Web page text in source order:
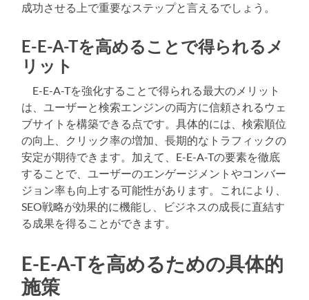
成功させる上で重要なステップと言えるでしょう。
E-E-A-Tを高めることで得られるメ
リット
E-E-A-Tを強化することで得られる最大のメリット
は、ユーザーと検索エンジンの両方に信頼されるウェ
ブサイトを構築できる点です。具体的には、検索順位
の向上、クリック率の増加、長期的なトラフィックの
安定が期待できます。加えて、E-E-A-Tの要素を徹底
することで、ユーザーのエンゲージメントやコンバー
ジョン率も向上する可能性があります。これにより、
SEO戦略が効果的に機能し、ビジネスの成長に直結す
る成果を得ることができます。
E-E-A-Tを高めるための具体的
施策